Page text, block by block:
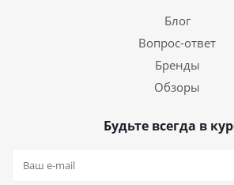
Блог
Вопрос-ответ
Бренды
Обзоры
Будьте всегда в